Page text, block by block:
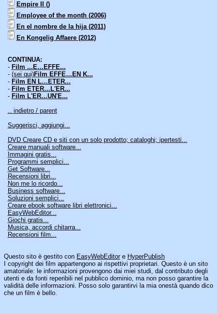
Empire II ()
Employee of the month (2006)
En el nombre de la hija (2011)
En Kongelig Affaere (2012)
CONTINUA:
- Film ...E…EFFE...
- (sei qui)Film EFFE…EN K...
- Film EN L…ETER...
- Film ETER…L'ER...
- Film L'ER…UN'E...
.. indietro / parent
Suggerisci, aggiungi...
DVD Creare CD e siti con un solo prodotto; cataloghi; ipertesti...
Creare manuali software...
Immagini gratis...
Programmi semplici...
Get Software...
Recensioni libri...
Non me lo ricordo...
Business software...
Soluzioni semplici...
Creare ebook software libri elettronici...
EasyWebEditor...
Giochi gratis...
Musica, accordi chitarra...
Recensioni film...
Questo sito è gestito con EasyWebEditore HyperPublish
I copyright dei film appartengono ai rispettivi proprietari. Questo è un sito
amatoriale: le informazioni provengono dai miei studi, dal contributo degli
utenti e da fonti reperibili nel pubblico dominio, ma non posso garantire la
validità delle informazioni. Posso solo garantirvi la mia onestà quando dico
che un film è bello.